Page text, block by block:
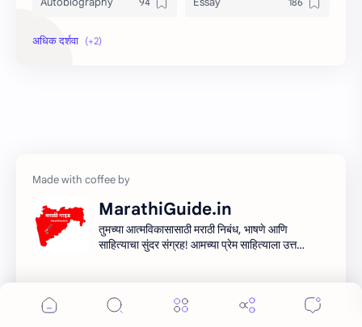
Information
MarathiGuide.in
तुमच्या आत्मविकासासाठी मराठी निबंध, भाषणे आणि
साहित्याचा सुंदर संग्रह! आमच्या प्रेम साहित्याला उत्तम